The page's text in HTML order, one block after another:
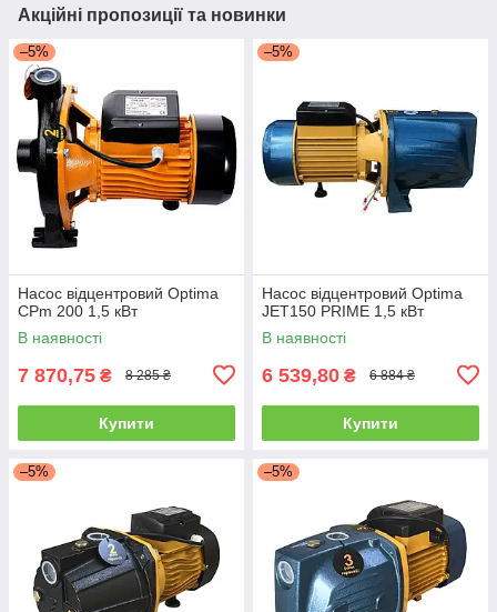
Акційні пропозиції та новинки
–5%
Насос відцентровий Optima
CPm 200 1,5 кВт
В наявності
7 870,75 ₴ 8 285 ₴
Купити
–5%
Насос відцентровий Optima
JET150 PRIME 1,5 кВт
В наявності
6 539,80 ₴ 6 884 ₴
Купити
–5% –5%